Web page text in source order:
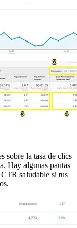
sobre la tasa de clics
Hay algunas pautas
CTR saludable si tus